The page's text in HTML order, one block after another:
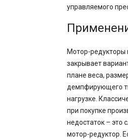
управляемого
Мотор-редукторы
закрывает
плане веса,
демпфирующего
нагрузке.
при покупке
недостаток – это
мотор-редуктор.